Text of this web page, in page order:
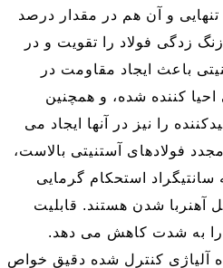
و آن هم در مقدار درصد
زدگی فولاد را تقویت و در
باعث ایجاد مقاومت در
احیا کننده شده، و همچنین
را نیز در آنها ایجاد می
فولادهای آستنیتی بالاست،
از 600 درجه سانتیگراد استحکام گرمایی
آهنربا شدن هستند. قابلیت
را به شدت کاهش می دهد.
آلیاژی کنترل شده دقیق خواص